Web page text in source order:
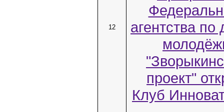
12
агентства по
проект"
Клуб